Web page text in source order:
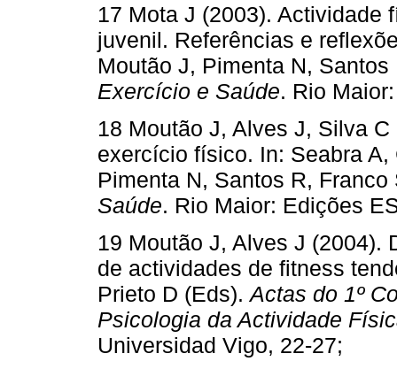
17 Mota J (2003). Actividade
juvenil. Referências e
Moutão J, Pimenta N,
Exercício e Saúde. Rio
18 Moutão J, Alves J, Silva
exercício físico. In: Seabra
Pimenta N, Santos R,
Saúde. Rio Maior: Edições
19 Moutão J, Alves J (2004).
de actividades de fitness
Prieto D (Eds).Actas do 1º
Psicologia da Actividade
Universidad Vigo, 22-27;